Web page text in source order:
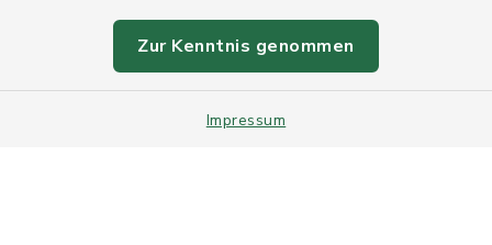
Zur Kenntnis genommen
Impressum
Sitemap
Intranet